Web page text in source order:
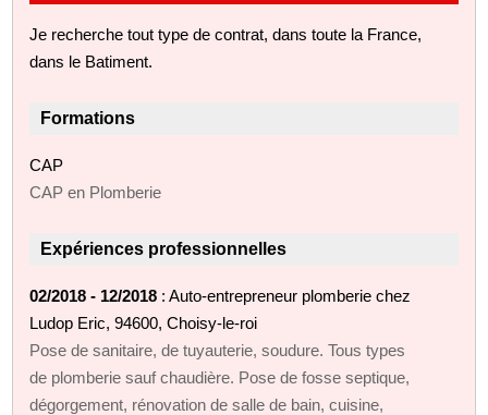
Je recherche tout type de contrat, dans toute la France,
dans le Batiment.
Formations
CAP
CAP en Plomberie
Expériences professionnelles
02/2018 - 12/2018 : Auto-entrepreneur plomberie chez
Ludop Eric, 94600, Choisy-le-roi
Pose de sanitaire, de tuyauterie, soudure. Tous types
de plomberie sauf chaudière. Pose de fosse septique,
dégorgement, rénovation de salle de bain, cuisine,